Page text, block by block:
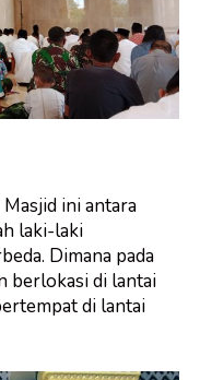
ini antara
laki-laki
Dimana pada
berlokasi di lantai
di lantai